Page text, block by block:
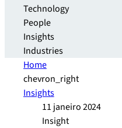
Technology
People
Insights
Industries
Home
chevron_right
Insights
11 janeiro 2024
Insight